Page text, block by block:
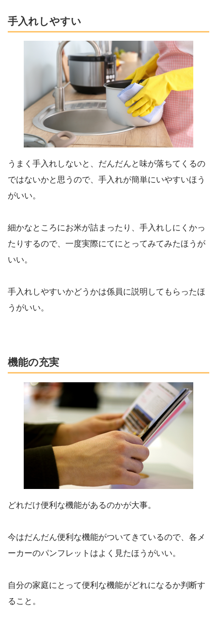
手入れしやすい
うまく手入れしないと、だんだんと味が落ちてくるの
ではないかと思うので、手入れが簡単にいやすいほう
がいい。
細かなところにお米が詰まったり、手入れしにくかっ
たりするので、一度実際にてにとってみてみたほうが
いい。
手入れしやすいかどうかは係員に説明してもらったほ
うがいい。
機能の充実
どれだけ便利な機能があるのかが大事。
今はだんだん便利な機能がついてきているので、各メ
ーカーのパンフレットはよく見たほうがいい。
自分の家庭にとって便利な機能がどれになるか判断す
ること。